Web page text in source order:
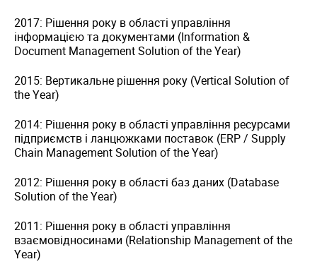
2017: Рішення року в області управління
інформацією та документами (Information &
Document Management Solution of the Year)
2015: Вертикальне рішення року (Vertical Solution of
the Year)
2014: Рішення року в області управління ресурсами
підприємств і ланцюжками поставок (ERP / Supply
Chain Management Solution of the Year)
2012: Рішення року в області баз даних (Database
Solution of the Year)
2011: Рішення року в області управління
взаємовідносинами (Relationship Management of the
Year)